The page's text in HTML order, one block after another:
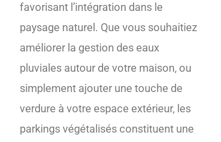
favorisant l’intégration dans le
paysage naturel. Que vous souhaitiez
améliorer la gestion des eaux
pluviales autour de votre maison, ou
simplement ajouter une touche de
verdure à votre espace extérieur, les
parkings végétalisés constituent une